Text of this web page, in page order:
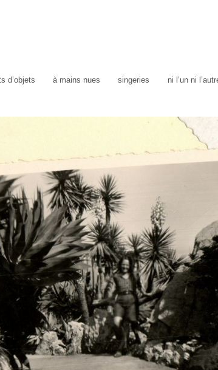
d’objets à mains nues singeries ni l’un ni